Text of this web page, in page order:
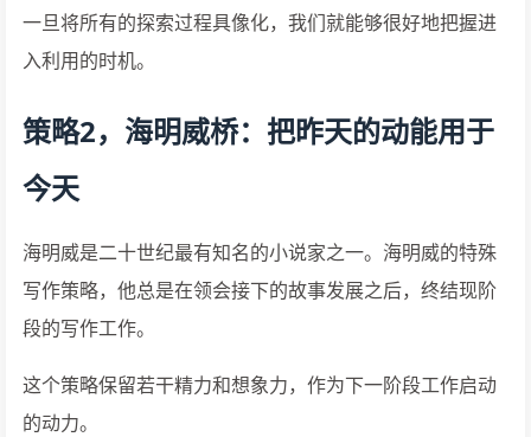
一旦将所有的探索过程具像化，我们就能够很好地把握进
入利用的时机。
策略2，海明威桥：把昨天的动能用于
今天
海明威是二十世纪最有知名的小说家之一。海明威的特殊
写作策略，他总是在领会接下的故事发展之后，终结现阶
段的写作工作。
这个策略保留若干精力和想象力，作为下一阶段工作启动
的动力。